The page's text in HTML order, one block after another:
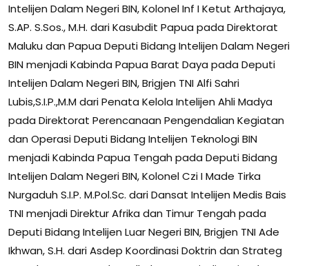
Intelijen Dalam Negeri BIN, Kolonel Inf I Ketut Arthajaya,
S.AP. S.Sos., M.H. dari Kasubdit Papua pada Direktorat
Maluku dan Papua Deputi Bidang Intelijen Dalam Negeri
BIN menjadi Kabinda Papua Barat Daya pada Deputi
Intelijen Dalam Negeri BIN, Brigjen TNI Alfi Sahri
Lubis,S.I.P.,M.M dari Penata Kelola Intelijen Ahli Madya
pada Direktorat Perencanaan Pengendalian Kegiatan
dan Operasi Deputi Bidang Intelijen Teknologi BIN
menjadi Kabinda Papua Tengah pada Deputi Bidang
Intelijen Dalam Negeri BIN, Kolonel Czi I Made Tirka
Nurgaduh S.I.P. M.Pol.Sc. dari Dansat Intelijen Medis Bais
TNI menjadi Direktur Afrika dan Timur Tengah pada
Deputi Bidang Intelijen Luar Negeri BIN, Brigjen TNI Ade
Ikhwan, S.H. dari Asdep Koordinasi Doktrin dan Strateg